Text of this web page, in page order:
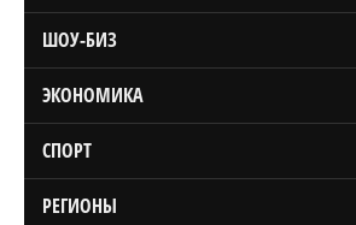
ШОУ-БИЗ
ЭКОНОМИКА
СПОРТ
РЕГИОНЫ